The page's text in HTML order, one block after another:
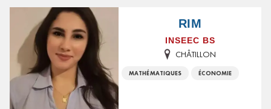
RIM
INSEEC BS
CHÂTILLON
MATHÉMATIQUES ÉCONOMIE